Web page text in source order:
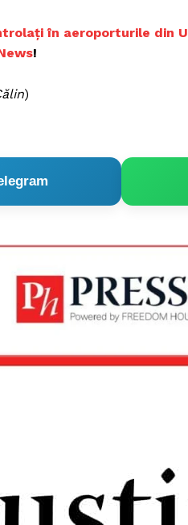
în aeroporturile din
!
)